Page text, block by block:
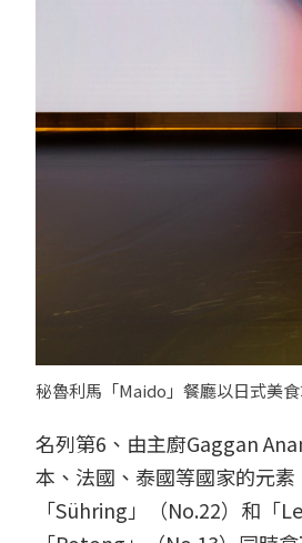
秘魯利馬「Maido」餐廳以日式美
名列第6、由主廚Gaggan
本、法國、泰國等國家的元
「Sühring」（No.22）和「